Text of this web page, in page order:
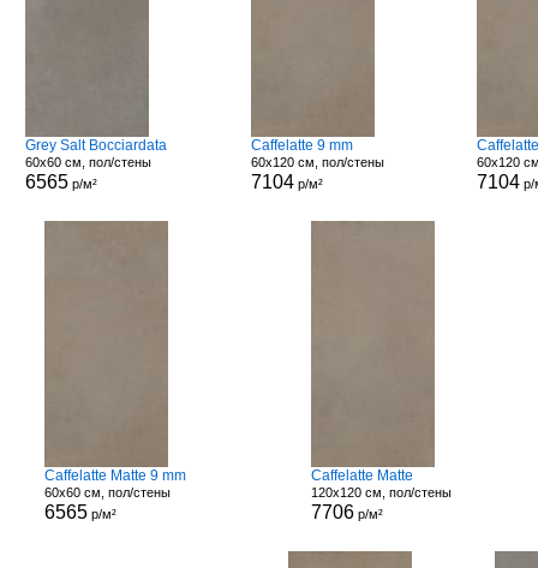
Grey Salt Bocciardata
60x60 см, пол/стены
6565р/м²
Caffelatte 9 mm
60x120 см, пол/стены
7104 р/м²
60x120
7104 р/
Caffelatte Matte 9 mm
60x60 см, пол/стены
6565 р/м²
Caffelatte Matte
120x120 см, пол/стены
7706 р/м²